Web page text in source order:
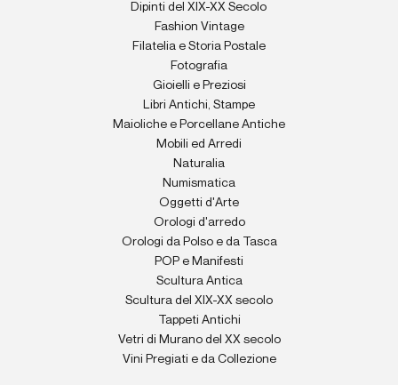
Dipinti del XIX-XX Secolo
Fashion Vintage
Filatelia e Storia Postale
Fotografia
Gioielli e Preziosi
Libri Antichi, Stampe
Maioliche e Porcellane Antiche
Mobili ed Arredi
Naturalia
Numismatica
Oggetti d'Arte
Orologi d'arredo
Orologi da Polso e da Tasca
POP e Manifesti
Scultura Antica
Scultura del XIX-XX secolo
Tappeti Antichi
Vetri di Murano del XX secolo
Vini Pregiati e da Collezione